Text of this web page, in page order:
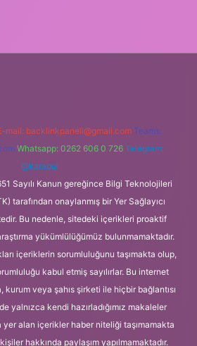
mail: backlinkpaneli@gmail.com Teams:
Whatsapp: 0262 606 0 726 Telegram:
@karabul
Sayılı Kanun gereğince Bilgi Teknolojileri
tarafından onaylanmış bir Yer Sağlayıcı
Bu nedenle, sitedeki içerikleri proaktif
yükümlülüğümüz bulunmamaktadır.
içeriklerin sorumluluğunu taşımakta olup,
kabul etmiş sayılırlar. Bu internet
kurum veya şahıs şirketi ile hiçbir bağlantısı
yalnızca kendi hazırladığımız makaleler
yer alan içerikler haber niteliği taşımamakta
hakkında paylaşım yapılmamaktadır.